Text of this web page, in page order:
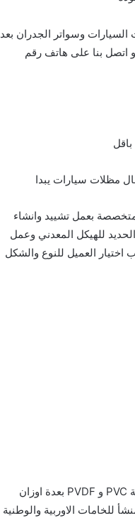
وسواتر الجدران بعد
اتصل بنا على هاتف رقم
باقل
مظلات سيارات يبدا
متخصصة بعمل تشييد وانشاء
للهيكل المعدني وعمل
اختيار العميل للنوع والشكل
من نوعية PVC و PVDF بعدة اوزان
للخامات الاوربية والوطنية